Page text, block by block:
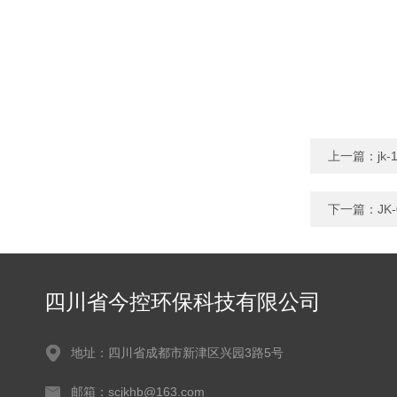
上一篇： jk-
下一篇：
四川省今控环保科技有限公司
地址：四川省成都市新津区兴园3路5号
邮箱：scjkhb@163.com